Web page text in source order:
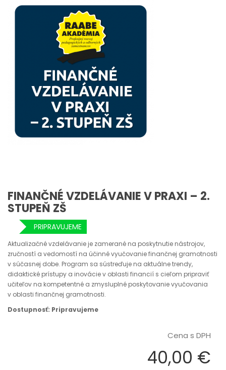
FINANČNÉ VZDELÁVANIE V PRAXI – 2.
STUPEŇ ZŠ
PRIPRAVUJEME
Aktualizačné vzdelávanie je zamerané na poskytnutie nástrojov,
zručností a vedomostí na účinné vyučovanie finančnej gramotnosti
v súčasnej dobe. Program sa sústreďuje na aktuálne trendy,
didaktické prístupy a inovácie v oblasti financií s cieľom pripraviť
učiteľov na kompetentné a zmysluplné poskytovanie vyučovania
v oblasti finančnej gramotnosti.
Dostupnosť: Pripravujeme
Cena s DPH
40,00 €